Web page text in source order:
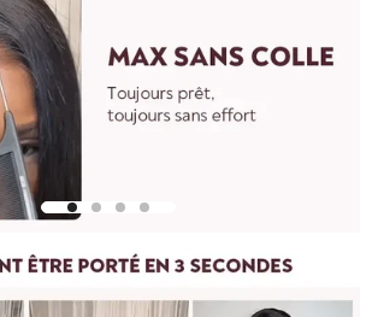
maximale, puis mesurez du haut de la
des cheveux.
n'hésitez pas à nous contacter :